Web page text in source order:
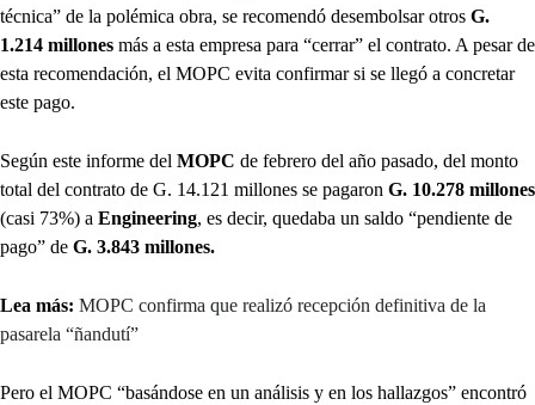
técnica” de la polémica obra, se recomendó desembolsar otros G.
1.214 millones más a esta empresa para “cerrar” el contrato. A pesar de
esta recomendación, el MOPC evita confirmar si se llegó a concretar
este pago.
Según este informe del MOPC de febrero del año pasado, del monto
total del contrato de G. 14.121 millones se pagaron G. 10.278 millones
(casi 73%) a Engineering, es decir, quedaba un saldo “pendiente de
pago” de G. 3.843 millones.
Lea más: MOPC confirma que realizó recepción definitiva de la
pasarela “ñandutí”
Pero el MOPC “basándose en un análisis y en los hallazgos” encontró